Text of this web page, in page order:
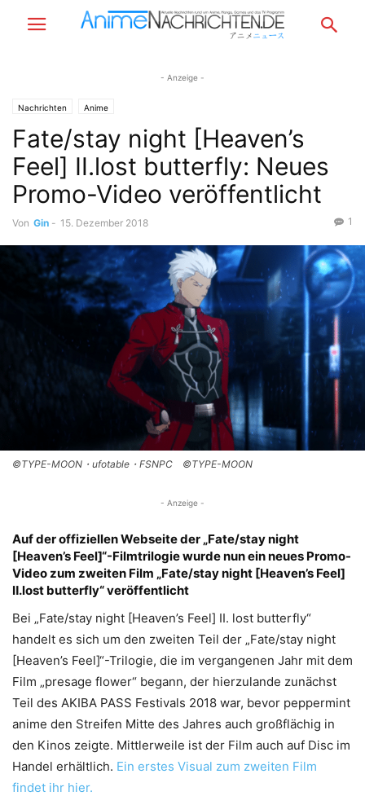
- Anzeige -
Nachrichten Anime
Fate/stay night [Heaven’s
Feel] Ⅱ.lost butterfly: Neues
Promo-Video veröffentlicht
Von Gin - 15. Dezember 2018 1
©TYPE-MOON・ufotable・FSNPC ©TYPE-MOON
- Anzeige -
Auf der offiziellen Webseite der „Fate/stay night
[Heaven’s Feel]“-Filmtrilogie wurde nun ein neues Promo-
Video zum zweiten Film „Fate/stay night [Heaven’s Feel]
Ⅱ.lost butterfly“ veröffentlicht
Bei „Fate/stay night [Heaven’s Feel] II. lost butterfly“
handelt es sich um den zweiten Teil der „Fate/stay night
[Heaven’s Feel]“-Trilogie, die im vergangenen Jahr mit dem
Film „presage flower“ begann, der hierzulande zunächst
Teil des AKIBA PASS Festivals 2018 war, bevor peppermint
anime den Streifen Mitte des Jahres auch großflächig in
den Kinos zeigte. Mittlerweile ist der Film auch auf Disc im
Handel erhältlich. Ein erstes Visual zum zweiten Film
findet ihr hier.